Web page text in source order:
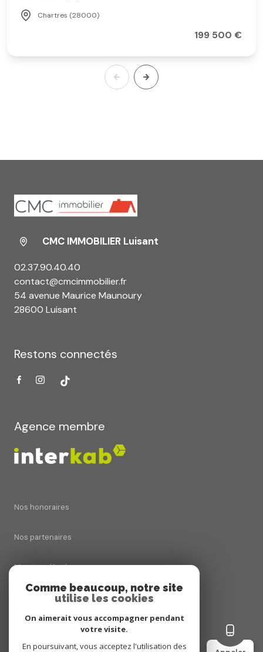
Chartres (28000)
199 500 €
CMC IMMOBILIER Luisant
02.37.90.40.40
contact@cmcimmobilier.fr
54 avenue Maurice Maunoury
28600 Luisant
Restons connectés
Agence membre
Nos honoraires
Nos partenaires
Mentions légales
Comme beaucoup, notre site
utilise les cookies
On aimerait vous accompagner pendant
votre visite.
En poursuivant, vous acceptez l'utilisation des